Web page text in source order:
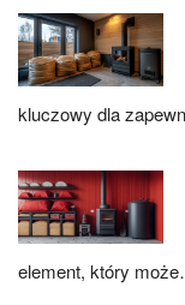
kluczowy dla
element, który